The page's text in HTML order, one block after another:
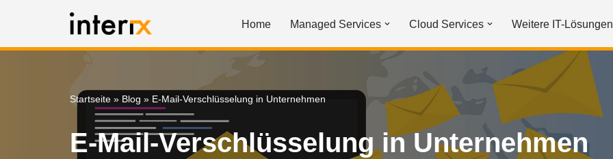
Home Managed Services Cloud Services Weitere IT-Lösungen
Startseite » Blog » E-Mail-Verschlüsselung in Unternehmen
E-Mail-Verschlüsselung in Unternehmen